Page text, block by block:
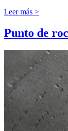
Leer más >
Punto de